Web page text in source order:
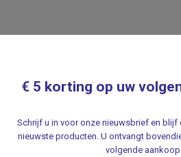
€ 5 korting op uw
Schrijf u in voor onze nieuwsbrief en
nieuwste producten. U ontvangt
volgende